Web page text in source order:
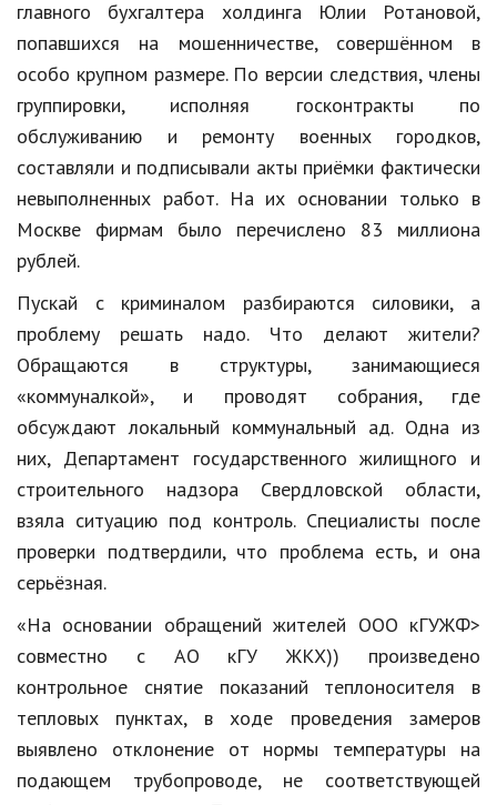
главного бухгалтера холдинга Юлии Ротановой,
попавшихся на мошенничестве, совершённом в
особо крупном размере. По версии следствия, члены
группировки, исполняя госконтракты по
обслуживанию и ремонту военных городков,
составляли и подписывали акты приёмки фактически
невыполненных работ. На их основании только в
Москве фирмам было перечислено 83 миллиона
рублей.
Пускай с криминалом разбираются силовики, а
проблему решать надо. Что делают жители?
Обращаются в структуры, занимающиеся
«коммуналкой», и проводят собрания, где
обсуждают локальный коммунальный ад. Одна из
них, Департамент государственного жилищного и
строительного надзора Свердловской области,
взяла ситуацию под контроль. Специалисты после
проверки подтвердили, что проблема есть, и она
серьёзная.
«На основании обращений жителей ООО кГУЖФ>
совместно с АО кГУ ЖКХ)) произведено
контрольное снятие показаний теплоносителя в
тепловых пунктах, в ходе проведения замеров
выявлено отклонение от нормы температуры на
подающем трубопроводе, не соответствующей